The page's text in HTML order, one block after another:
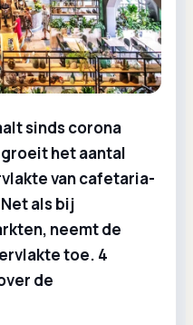
sinds corona
het aantal
van cafetaria-
als bij
neemt de
toe. 4
de